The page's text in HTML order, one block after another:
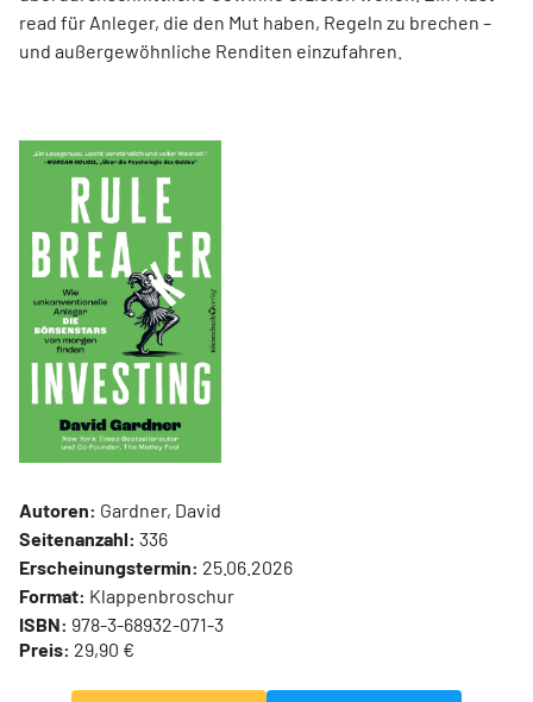
read für Anleger, die den Mut haben, Regeln zu brechen –
und außergewöhnliche Renditen einzufahren.
Autoren: Gardner, David
Seitenanzahl: 336
Erscheinungstermin: 25.06.2026
Format: Klappenbroschur
ISBN: 978-3-68932-071-3
Preis: 29,90 €